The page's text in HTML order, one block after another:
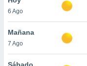
y
en
más
6 Ago
Mañana
7 Ago
Sábado